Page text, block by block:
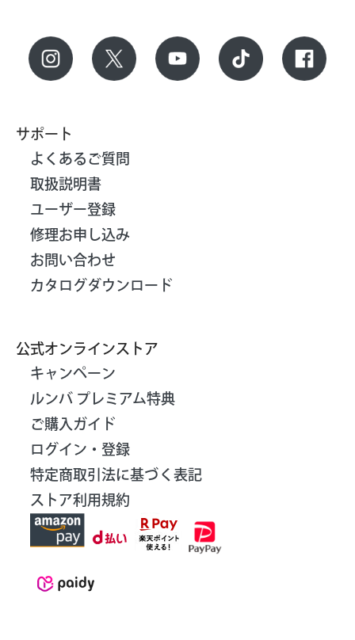
サポート
よくあるご質問
取扱説明書
ユーザー登録
修理お申し込み
お問い合わせ
カタログダウンロード
公式オンラインストア
キャンペーン
ルンバ プレミアム特典
ご購入ガイド
ログイン・登録
特定商取引法に基づく表記
ストア利用規約